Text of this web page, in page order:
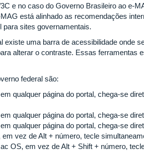
e no caso do Governo Brasileiro ao e-
está alinhado as recomendações
sites governamentais.
existe uma barra de acessibilidade onde
alterar o contraste. Essas ferramentas
federal são:
qualquer página do portal, chega-se
qualquer página do portal, chega-se
qualquer página do portal, chega-se
vez de Alt + número, tecle
OS, em vez de Alt + Shift + número,